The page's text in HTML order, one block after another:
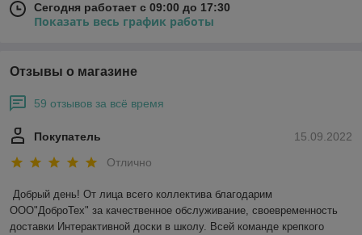
Сегодня работает с 09:00 до 17:30
Показать весь график работы
Отзывы о магазине
59 отзывов за всё время
15.09.2022
Покупатель
Отлично
Добрый день! От лица всего коллектива благодарим
ООО"ДоброТех" за качественное обслуживание, своевременность
доставки Интерактивной доски в школу. Всей команде крепкого